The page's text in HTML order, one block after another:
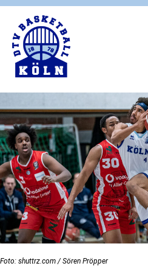
Foto: shuttrz.com / Sören Pröpper